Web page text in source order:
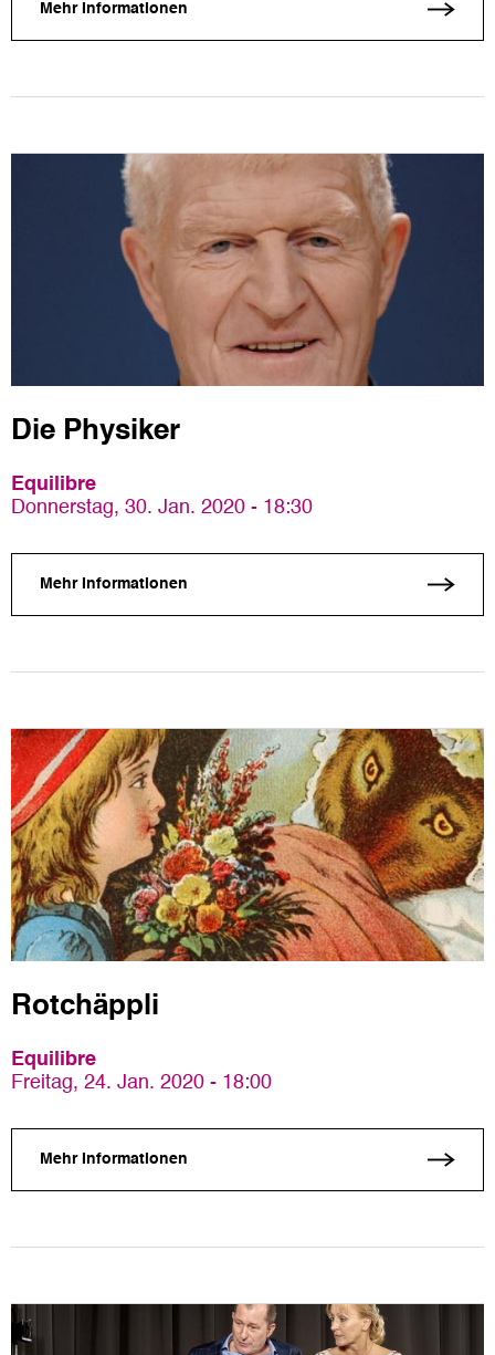
Mehr Informationen
Die Physiker
Equilibre
Donnerstag, 30. Jan. 2020 - 18:30
Mehr Informationen
Rotchäppli
Equilibre
Freitag, 24. Jan. 2020 - 18:00
Mehr Informationen